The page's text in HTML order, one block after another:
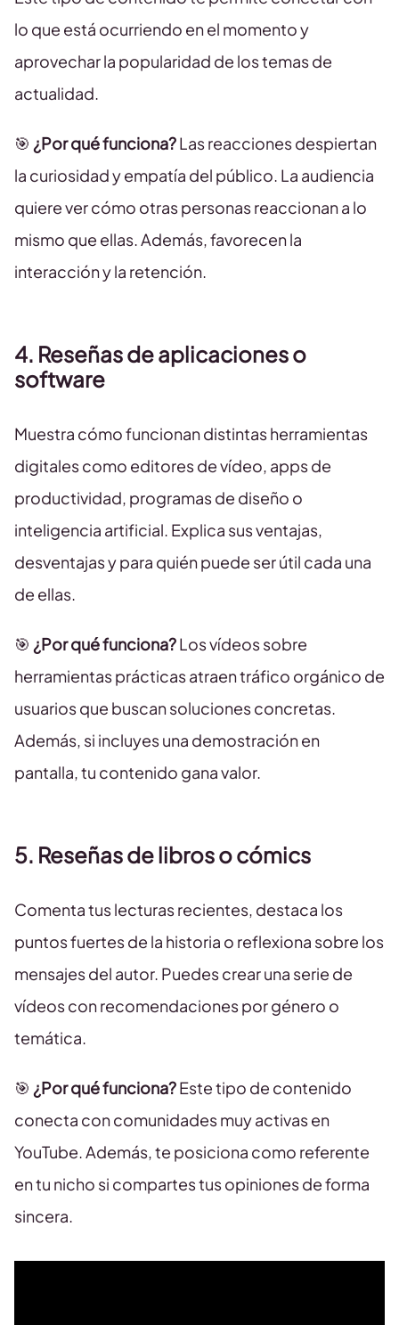
lo que está ocurriendo en el momento y
aprovechar la popularidad de los temas de
actualidad.
🎯 ¿Por qué funciona?Las reacciones despiertan
la curiosidad y empatía del público. La audiencia
quiere ver cómo otras personas reaccionan a lo
mismo que ellas. Además, favorecen la
interacción y la retención.
4. Reseñas de aplicaciones o
software
Muestra cómo funcionan distintas herramientas
digitales como editores de vídeo, apps de
productividad, programas de diseño o
inteligencia artificial. Explica sus ventajas,
desventajas y para quién puede ser útil cada una
de ellas.
🎯 ¿Por qué funciona?Los vídeos sobre
herramientas prácticas atraen tráfico orgánico de
usuarios que buscan soluciones concretas.
Además, si incluyes una demostración en
pantalla, tu contenido gana valor.
5. Reseñas de libros o cómics
Comenta tus lecturas recientes, destaca los
puntos fuertes de la historia o reflexiona sobre los
mensajes del autor. Puedes crear una serie de
vídeos con recomendaciones por género o
temática.
🎯 ¿Por qué funciona?Este tipo de contenido
conecta con comunidades muy activas en
YouTube. Además, te posiciona como referente
en tu nicho si compartes tus opiniones de forma
sincera.